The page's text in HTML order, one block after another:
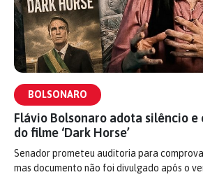
BOLSONARO
Flávio Bolsonaro adota silêncio e
do filme ‘Dark Horse’
Senador prometeu auditoria para
mas documento não foi divulgado após o